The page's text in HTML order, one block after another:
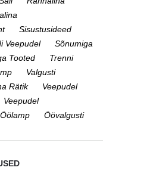
Sisustusideed
Veepudel
Sõnumiga
Tooted
Trenni
Valgusti
Rätik
Veepudel
Veepudel
Öölamp Öövalgusti